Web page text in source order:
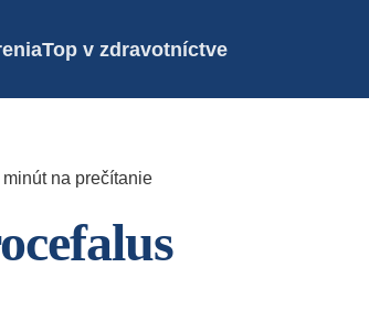
Top v zdravotníctve
minút na prečítanie